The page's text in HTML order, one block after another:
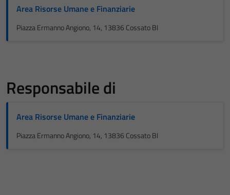
Area Risorse Umane e Finanziarie
Piazza Ermanno Angiono, 14, 13836 Cossato BI
Responsabile di
Area Risorse Umane e Finanziarie
Piazza Ermanno Angiono, 14, 13836 Cossato BI